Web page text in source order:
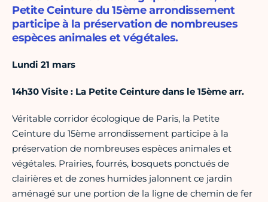
Petite Ceinture du 15ème arrondissement
participe à la préservation de nombreuses
espèces animales et végétales.
Lundi 21 mars
14h30 Visite : La Petite Ceinture dans le 15ème arr.
Véritable corridor écologique de Paris, la Petite
Ceinture du 15ème arrondissement participe à la
préservation de nombreuses espèces animales et
végétales. Prairies, fourrés, bosquets ponctués de
clairières et de zones humides jalonnent ce jardin
aménagé sur une portion de la ligne de chemin de fer